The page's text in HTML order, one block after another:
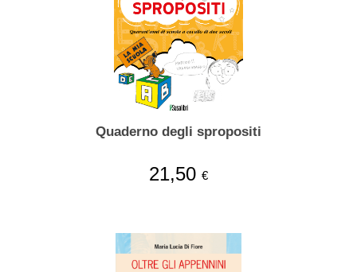
Quaderno degli spropositi
21,50 €